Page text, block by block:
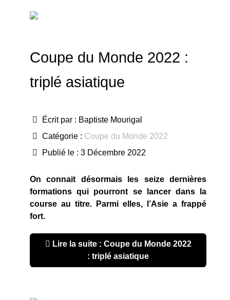
Coupe du Monde 2022 :
triplé asiatique
Écrit par : Baptiste Mourigal
Catégorie : Coupe du Monde 2022
Publié le : 3 Décembre 2022
On connait désormais les seize dernières
formations qui pourront se lancer dans la
course au titre. Parmi elles, l’Asie a frappé
fort.
Lire la suite : Coupe du Monde 2022
: triplé asiatique